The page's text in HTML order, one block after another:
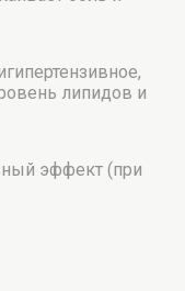
липидов и
эффект (при